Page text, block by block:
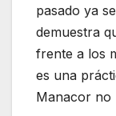
pasado ya
demuestra
frente a los
es una
Manacor no